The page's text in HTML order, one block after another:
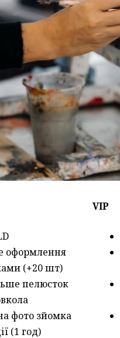
оформлення
(+20 шт)
пелюсток
фото зйомка
(1 год)
VIP